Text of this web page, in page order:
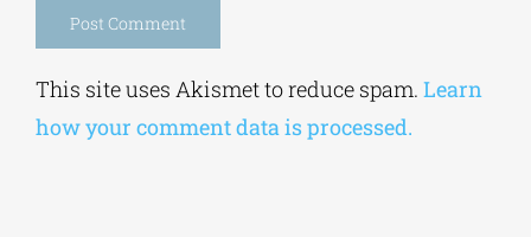
This site uses Akismet to reduce spam. Learn
how your comment data is processed.